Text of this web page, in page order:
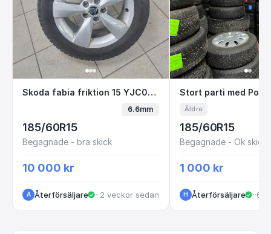
Skoda fabia friktion 15 YJC09P i3-2
Skoda fabia friktion 15 YJC09P i3-2
6.6mm
185/60R15
Begagnade - bra skick
10 000 kr
A Återförsäljare · Kungälv
·2 veckor sedan
Stort parti med
Äldre
185/60R15
Begagnade - Ok skick
1 000 kr
H Återförsäljare ··6